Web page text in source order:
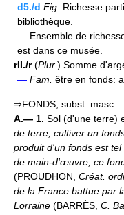
d5./d Fig. Richesse
bibliothèque.
— Ensemble de
est dans ce musée.
rII./r(Plur.) Somme
— Fam. être en fonds:
⇒FONDS, subst. masc.
A.— 1. Sol (d'une terre)
de terre, cultiver un
produit d'un fonds est
de main-d'œuvre, ce
(PROUDHON, Créat.
de la France battue par
Lorraine (BARRÈS, C.